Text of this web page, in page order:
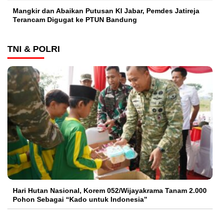
Mangkir dan Abaikan Putusan KI Jabar, Pemdes Jatireja
Terancam Digugat ke PTUN Bandung
TNI & POLRI
Hari Hutan Nasional, Korem 052/Wijayakrama Tanam 2.000
Pohon Sebagai “Kado untuk Indonesia”